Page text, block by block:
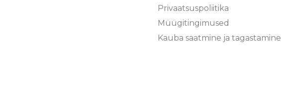
Privaatsuspoliitika
Müügitingimused
Kauba saatmine ja tagastamine